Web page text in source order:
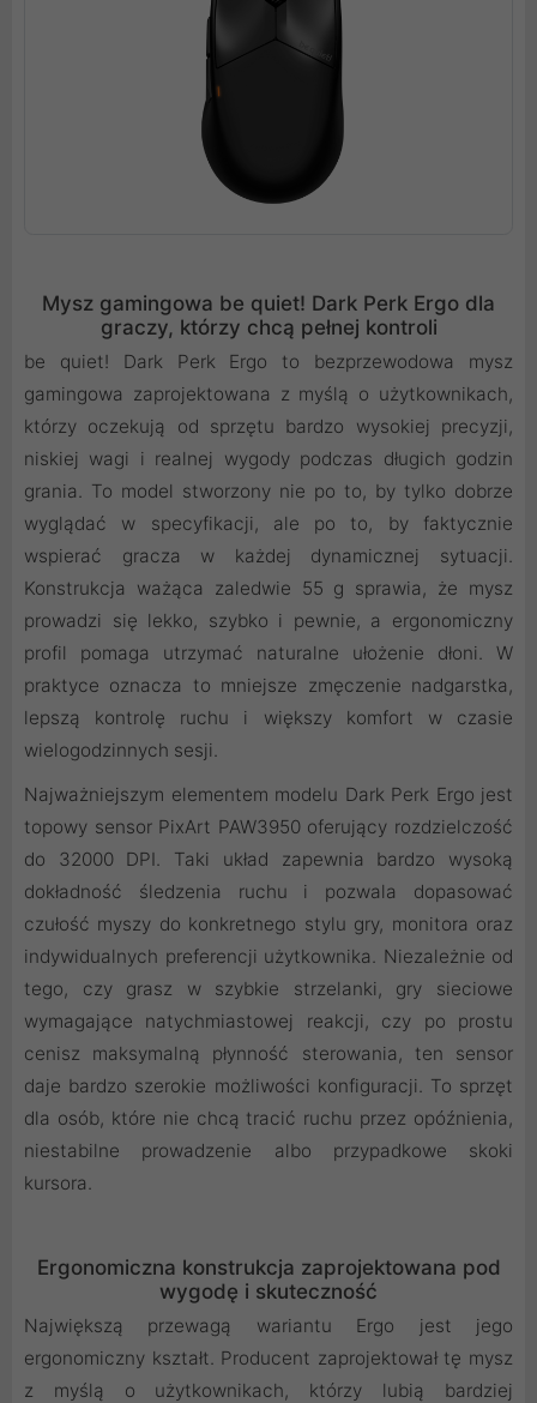
Mysz gamingowa be quiet! Dark Perk Ergo dla
graczy, którzy chcą pełnej kontroli
be quiet! Dark Perk Ergo to bezprzewodowa mysz
gamingowa zaprojektowana z myślą o użytkownikach,
którzy oczekują od sprzętu bardzo wysokiej precyzji,
niskiej wagi i realnej wygody podczas długich godzin
grania. To model stworzony nie po to, by tylko dobrze
wyglądać w specyfikacji, ale po to, by faktycznie
wspierać gracza w każdej dynamicznej sytuacji.
Konstrukcja ważąca zaledwie 55 g sprawia, że mysz
prowadzi się lekko, szybko i pewnie, a ergonomiczny
profil pomaga utrzymać naturalne ułożenie dłoni. W
praktyce oznacza to mniejsze zmęczenie nadgarstka,
lepszą kontrolę ruchu i większy komfort w czasie
wielogodzinnych sesji.
Najważniejszym elementem modelu Dark Perk Ergo jest
topowy sensor PixArt PAW3950 oferujący rozdzielczość
do 32000 DPI. Taki układ zapewnia bardzo wysoką
dokładność śledzenia ruchu i pozwala dopasować
czułość myszy do konkretnego stylu gry, monitora oraz
indywidualnych preferencji użytkownika. Niezależnie od
tego, czy grasz w szybkie strzelanki, gry sieciowe
wymagające natychmiastowej reakcji, czy po prostu
cenisz maksymalną płynność sterowania, ten sensor
daje bardzo szerokie możliwości konfiguracji. To sprzęt
dla osób, które nie chcą tracić ruchu przez opóźnienia,
niestabilne prowadzenie albo przypadkowe skoki
kursora.
Ergonomiczna konstrukcja zaprojektowana pod
wygodę i skuteczność
Największą przewagą wariantu Ergo jest jego
ergonomiczny kształt. Producent zaprojektował tę mysz
z myślą o użytkownikach, którzy lubią bardziej